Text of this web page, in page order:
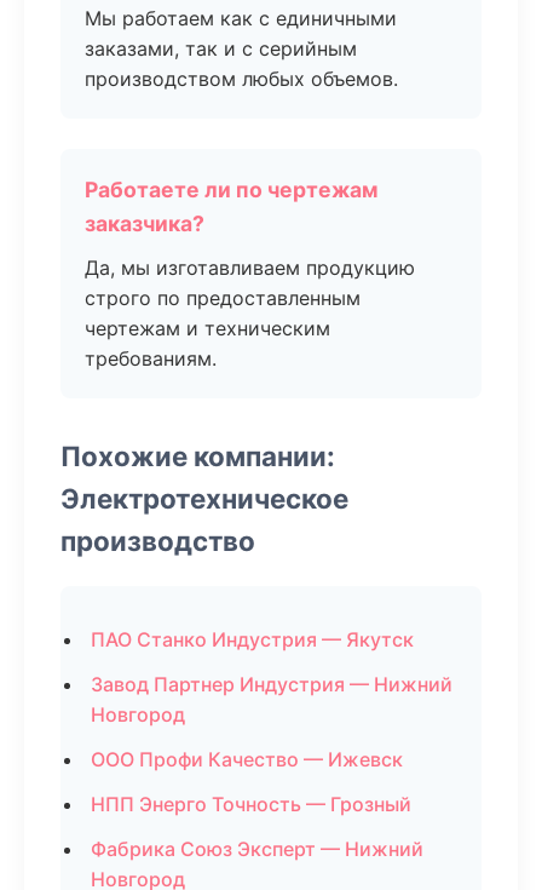
Мы работаем как с единичными
заказами, так и с серийным
производством любых объемов.
Работаете ли по чертежам
заказчика?
Да, мы изготавливаем продукцию
строго по предоставленным
чертежам и техническим
требованиям.
Похожие компании:
Электротехническое
производство
ПАО Станко Индустрия — Якутск
Завод Партнер Индустрия — Нижний
Новгород
ООО Профи Качество — Ижевск
НПП Энерго Точность — Грозный
Фабрика Союз Эксперт — Нижний
Новгород